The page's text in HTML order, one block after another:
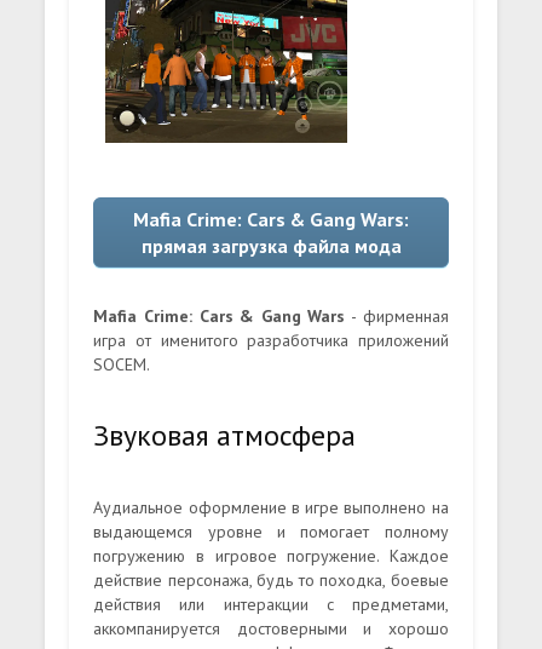
Mafia Crime: Cars & Gang Wars:
прямая загрузка файла мода
Mafia Crime: Cars & Gang Wars - фирменная
игра от именитого разработчика приложений
SOCEM.
Звуковая атмосфера
Аудиальное оформление в игре выполнено на
выдающемся уровне и помогает полному
погружению в игровое погружение. Каждое
действие персонажа, будь то походка, боевые
действия или интеракции с предметами,
аккомпанируется достоверными и хорошо